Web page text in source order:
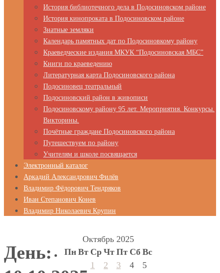
История библиотечного дела в Подосиновском районе
История кинопроката в Подосиновском районе
Знатные земляки
Календарь памятных дат по Подосиновкому району
Краеведческие издания МКУК “Подосиновская МБС”
Книги по краеведению
Литературная карта Подосиновского района
Подосиновец театральный
Подосиновский район в живописи
Подосиновскому району 95 лет. Мероприятия. Конкурсы.
Викторины.
Почётные граждане Подосиновского района
Путешествуем по району
Учителям и школе посвящается
Электронный каталог
Аркадий Александрович Филёв
Владимир Фёдорович Тендряков
Иван Степанович Конев
Владимир Николаевич Крупин
День:
Октябрь 2025
Пн Вт Ср Чт Пт Сб Вс
1
2 3 4 5